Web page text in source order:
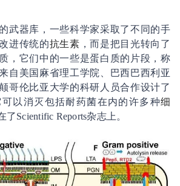
的武器库，一些科学家采取了不同的手
进传统的抗生素 ，而是把目光转向了
，它们中的一些是蛋白质的片段，称
自美国麻省理工学院、巴西巴西利亚
哥伦比亚大学的科研人员合作设计了
以消灭包括耐药菌在内的许多种细
Scientific Reports杂志上。